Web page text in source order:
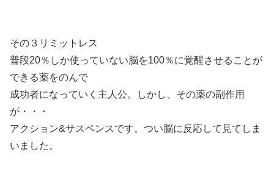
その３リミットレス
普段20％しか使っていない脳を100％に覚醒させることが
できる薬をのんで
成功者になっていく主人公。しかし、その薬の副作用
が・・・
アクション&サスペンスです。つい脳に反応して見てしま
いました。